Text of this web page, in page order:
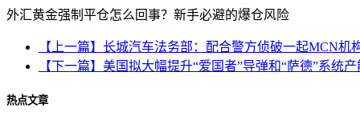
外汇黄金强制平仓怎么回事？新手必避的爆仓风险
【上一篇】长城汽车法务部：配合警方侦破一起MCN机
【下一篇】美国拟大幅提升“爱国者”导弹和“萨德”系统产
热点文章